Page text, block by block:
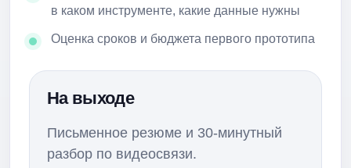
в каком инструменте, какие данные нужны
Оценка сроков и бюджета первого прототипа
На выходе
Письменное резюме и 30-минутный
разбор по видеосвязи.